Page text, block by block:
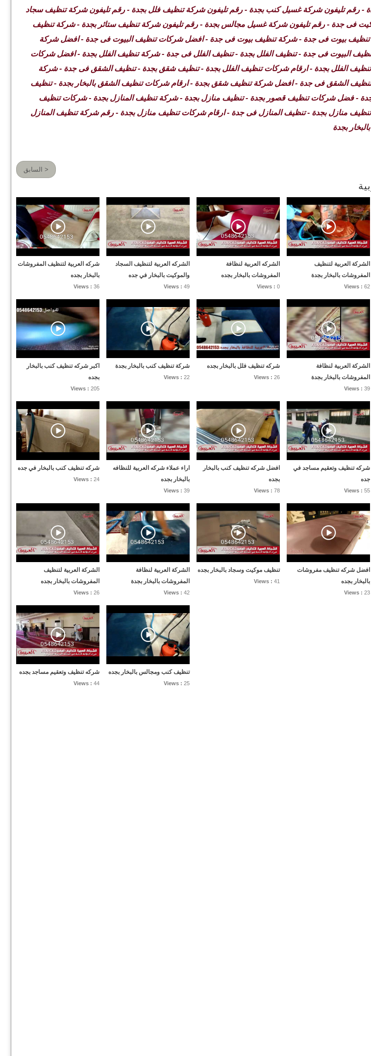
- رقم تليفون شركة غسيل كنب بجدة - رقم تليفون شركة تنظيف فلل بجدة - رقم تليفون شركة تنظيف سجاد
فى جدة - رقم تليفون شركة غسيل مجالس بجدة - رقم تليفون شركة تنظيف ستائر بجدة - شركة تنظيف
- تنظيف بيوت فى جدة - شركة تنظيف بيوت فى جدة - افضل شركات تنظيف البيوت فى جدة - افضل شركة
البيوت فى جدة - تنظيف الفلل بجدة - تنظيف الفلل فى جدة - شركة تنظيف الفلل بجدة - افضل شركات
الفلل بجدة - ارقام شركات تنظيف الفلل بجدة - تنظيف شقق بجدة - تنظيف الشقق فى جدة - شركة
الشقق فى جدة - افضل شركة تنظيف شقق بجدة - ارقام شركات تنظيف الشقق بالبخار بجدة - تنظيف
- فضل شركات تنظيف قصور بجدة - تنظيف منازل بجدة - شركة تنظيف المنازل بجدة - شركات تنظيف
تنظيف منازل بجدة - تنظيف المنازل فى جدة - ارقام شركات تنظيف منازل بجدة - رقم شركة تنظيف المنازل
بجدة
< السابق
شركه العربية لتنظيف المفروشات
بالبخار بجده
Views : 36
الشركه العربية لتنظيف السجاد
والموكيت بالبخار في جده
Views : 49
الشركه العربية لنظافة
المفروشات بالبخار بجده
Views : 0
الشركة العربية لتنظيف
المفروشات بالبخار بجدة
Views : 62
اكبر شركه تنظيف كنب بالبخار
بجده
Views : 205
شركة تنظيف كنب بالبخار بجدة
Views : 22
شركه تنظيف فلل بالبخار بجده
Views : 26
الشركة العربية لنظافة
المفروشات بالبخار بجدة
Views : 39
شركه تنظيف كنب بالبخار في جده
Views : 24
اراء عملاء شركه العربية للنظافه
بالبخار بجده
Views : 39
افضل شركه تنظيف كنب بالبخار
بجده
Views : 78
شركه تنظيف وتعقيم مساجد في
جده
Views : 55
الشركة العربية لتنظيف
المفروشات بالبخار بجده
Views : 26
الشركة العربية لنظافة
المفروشات بالبخار بجدة
Views : 42
تنظيف موكيت وسجاد بالبخار بجده
Views : 41
افضل شركه تنظيف مفروشات
بالبخار بجده
Views : 23
شركه تنظيف وتعقيم مساجد بجده
Views : 44
تنظيف كنب ومجالس بالبخار بجده
Views : 25